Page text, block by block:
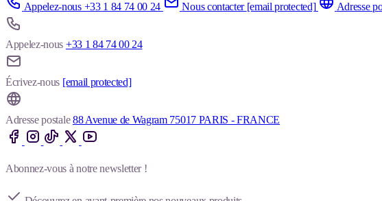
Appelez-nous +33 1 84 74 00 24
Nous contacter [email protected] Adresse
Appelez-nous +33 1 84 74 00 24
Écrivez-nous [email protected]
Adresse postale 88 Avenue de Wagram 75017 PARIS - FRANCE
Abonnez-vous à notre newsletter !